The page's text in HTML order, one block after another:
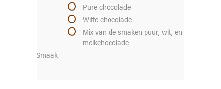
Smaak
Pure chocolade
Witte chocolade
Mix van de smaken puur, wit, en
melkchocolade